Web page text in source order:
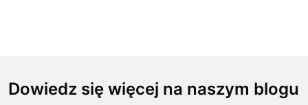
Dowiedz się więcej na naszym blogu